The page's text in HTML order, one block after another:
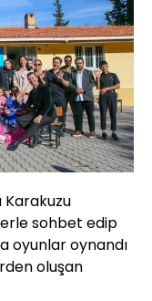
Karakuzu
sohbet edip
oyunlar oynandı
oluşan